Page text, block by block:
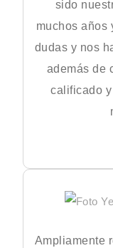
sido
muchos años
dudas y nos
además de
calificado
Ampliamente